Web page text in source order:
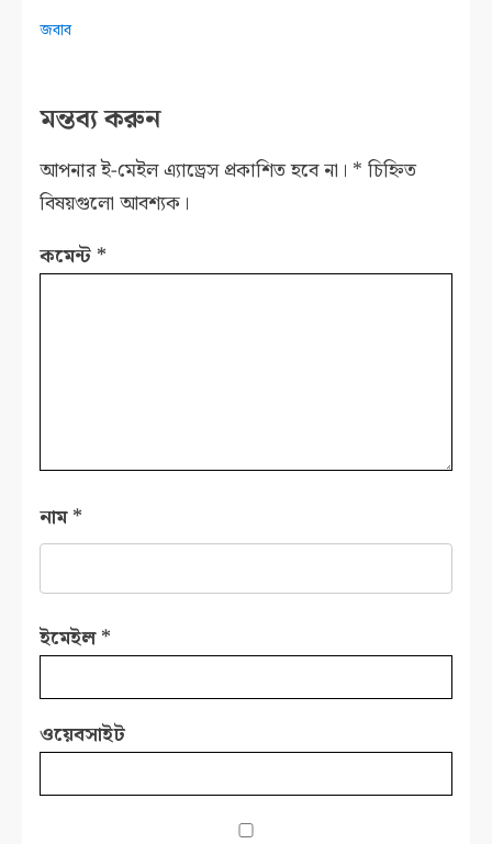
জবাব
মন্তব্য করুন
আপনার ই-মেইল এ্যাড্রেস প্রকাশিত হবে না। * চিহ্নিত
বিষয়গুলো আবশ্যক।
কমেন্ট *
নাম*
ইমেইল*
ওয়েবসাইট